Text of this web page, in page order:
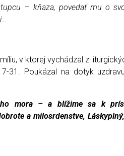
– kňaza, povedať mu o
v ktorej vychádzal z
31. Poukázal na dotyk
mora – a blížime sa k
a milosrdenstve,